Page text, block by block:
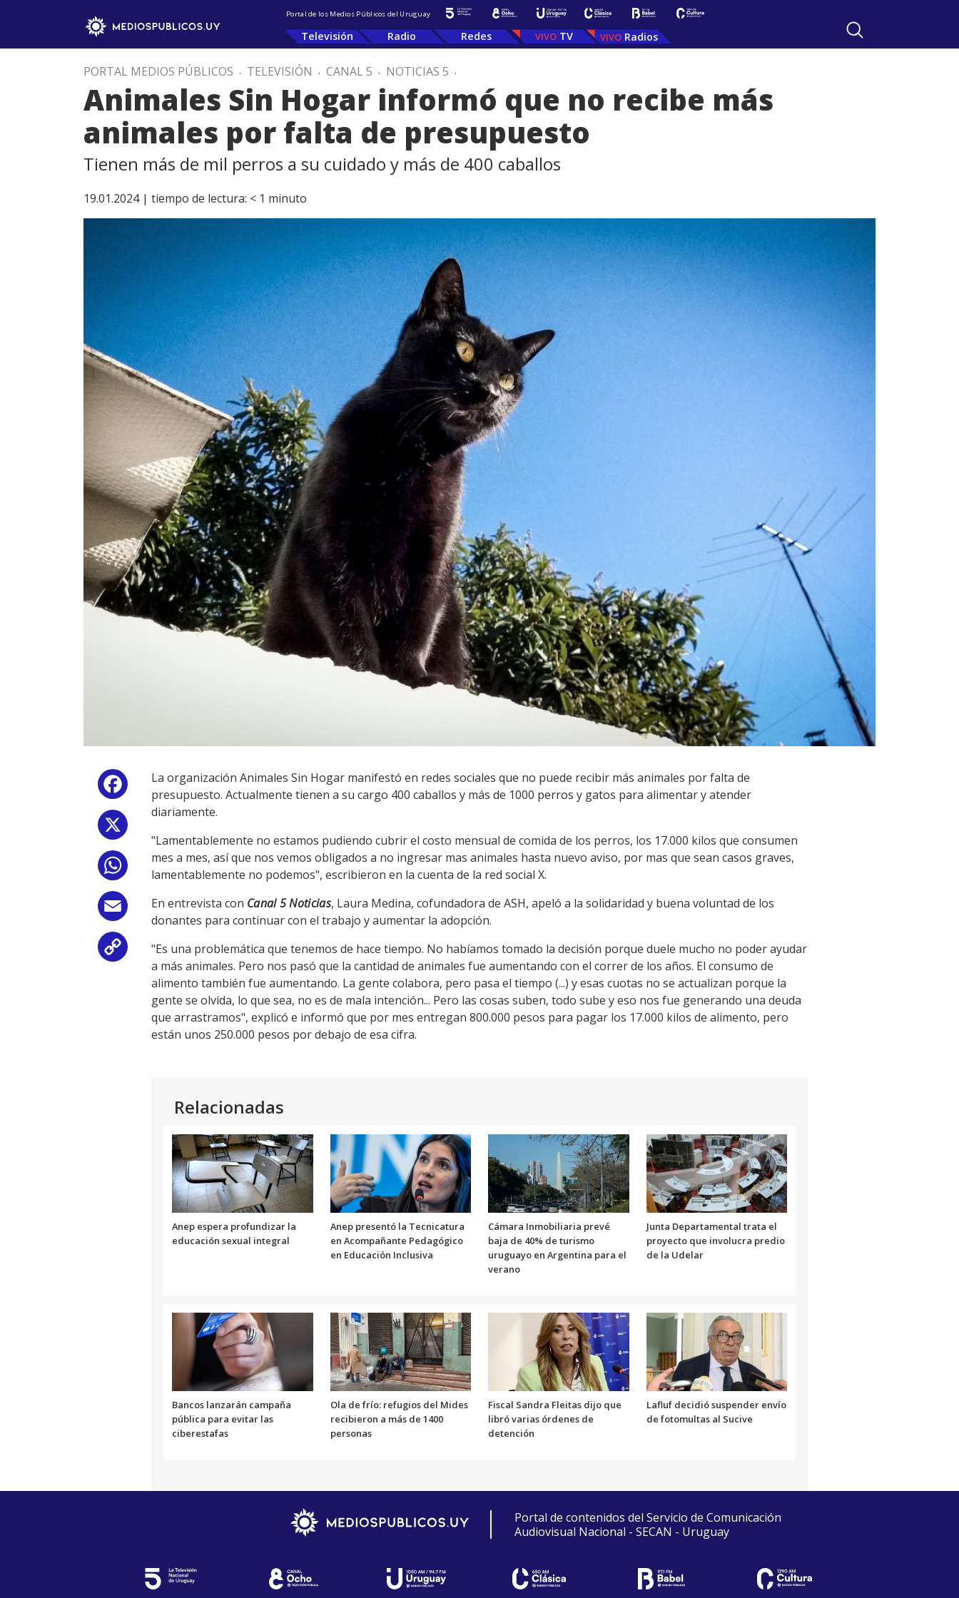
Portal de los Medios Públicos del Uruguay
Televisión Radio Redes TV Radios
PORTAL MEDIOS PÚBLICOS . TELEVISIÓN . CANAL 5 . NOTICIAS 5 .
Animales Sin Hogar informó que no recibe más
animales por falta de presupuesto
Tienen más de mil perros a su cuidado y más de 400 caballos
19.01.2024 | tiempo de lectura: < 1 minuto
Facebook
WhatsApp
Email
Copy
Link
La organización Animales Sin Hogar manifestó en redes sociales que no puede recibir más animales por falta de
presupuesto. Actualmente tienen a su cargo 400 caballos y más de 1000 perros y gatos para alimentar y atender
diariamente.
"Lamentablemente no estamos pudiendo cubrir el costo mensual de comida de los perros, los 17.000 kilos que consumen
mes a mes, así que nos vemos obligados a no ingresar mas animales hasta nuevo aviso, por mas que sean casos graves,
lamentablemente no podemos", escribieron en la cuenta de la red social X.
En entrevista con Canal 5 Noticias, Laura Medina, cofundadora de ASH, apeló a la solidaridad y buena voluntad de los
donantes para continuar con el trabajo y aumentar la adopción.
"Es una problemática que tenemos de hace tiempo. No habíamos tomado la decisión porque duele mucho no poder ayudar
a más animales. Pero nos pasó que la cantidad de animales fue aumentando con el correr de los años. El consumo de
alimento también fue aumentando. La gente colabora, pero pasa el tiempo (...) y esas cuotas no se actualizan porque la
gente se olvida, lo que sea, no es de mala intención... Pero las cosas suben, todo sube y eso nos fue generando una deuda
que arrastramos", explicó e informó que por mes entregan 800.000 pesos para pagar los 17.000 kilos de alimento, pero
están unos 250.000 pesos por debajo de esa cifra.
Relacionadas
Anep espera profundizar la
educación sexual integral
Anep presentó la Tecnicatura
en Acompañante Pedagógico
en Educación Inclusiva
Cámara Inmobiliaria prevé
baja de 40% de turismo
uruguayo en Argentina para el
verano
Junta Departamental trata el
proyecto que involucra predio
de la Udelar
Bancos lanzarán campaña
pública para evitar las
ciberestafas
Ola de frío: refugios del Mides
recibieron a más de 1400
personas
Fiscal Sandra Fleitas dijo que
libró varias órdenes de
detención
Lafluf decidió suspender envío
de fotomultas al Sucive
Portal de contenidos del Servicio de Comunicación
Audiovisual Nacional - SECAN - Uruguay